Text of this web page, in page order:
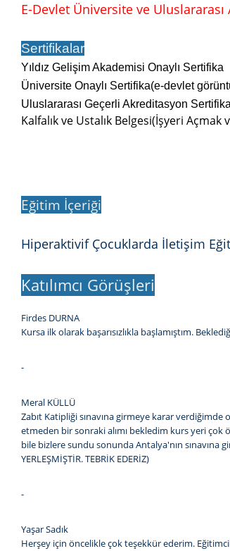
E-Devlet Üniversite ve Uluslararası
Sertifikalar
Yıldız Gelişim Akademisi Onaylı Sertifika
Üniversite Onaylı Sertifika(e-devlet
Uluslararası Geçerli Akreditasyon
Kalfalık ve Ustalık Belgesi(İşyeri Açmak
Eğitim İçeriği
Hiperaktivif Çocuklarda İletişim
Katılımcı Görüşleri
Firdes DURNA
Kursa ilk olarak başarısızlıkla başlamıştım.
-
Meral KÜLLÜ
Zabıt Katipliği sınavına girmeye karar
etmeden bir sonraki alımı bekledim kurs yeri çok
bile bizlere sundu sonunda Antalya'nın sınavına
YERLEŞMİŞTİR. TEBRİK EDERİZ)
-
Yaşar Sadık
Herşey için öncelikle çok teşekkür ederim.